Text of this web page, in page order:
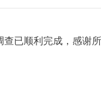
已顺利完成，感谢